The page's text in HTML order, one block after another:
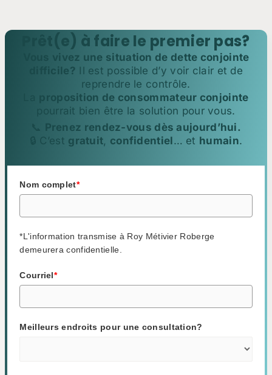
Prêt(e) à faire le premier pas?
Vous vivez une situation de dette conjointe
difficile? Il est possible d’y voir clair et de
reprendre le contrôle.
proposition de consommateur conjointe
pourrait bien être la solution pour vous.
Prenez rendez-vous dès aujourd’hui.
🔒 C’est gratuit confidentiel… et humain.
Nom complet*
*L'information transmise à Roy Métivier Roberge
demeurera confidentielle.
Courriel*
Meilleurs endroits pour une consultation?